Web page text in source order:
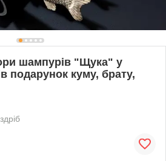
шампурів "Щука" у
подарунок куму, брату,